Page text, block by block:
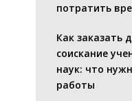
потратить
Как заказать
соискание
наук: что
работы